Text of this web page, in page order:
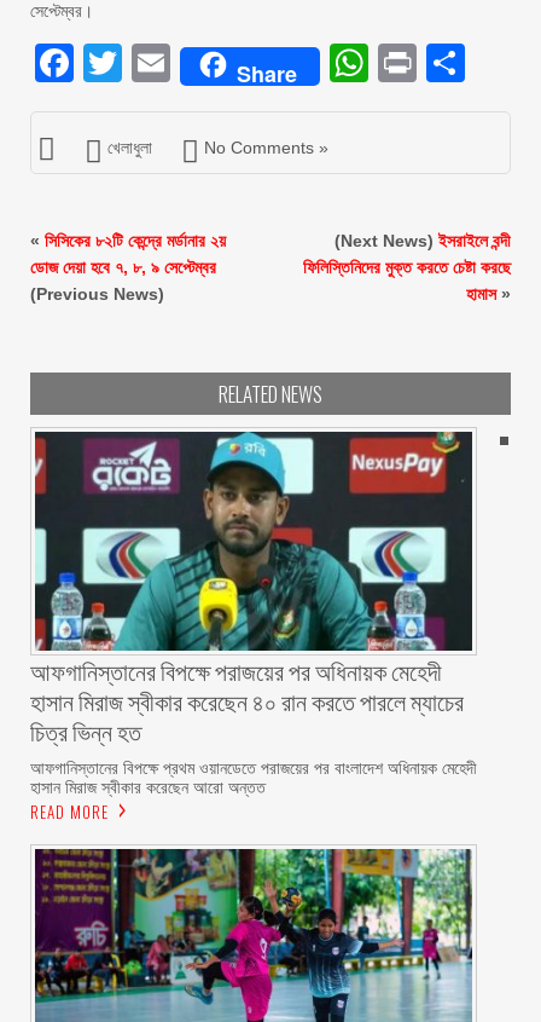
সেপ্টেম্বর।
Facebook
Twitter
EmailShare Print
খেলাধুলা No Comments »
« সিসিকের ৮২টি কেন্দ্রে মর্ডানার ২য়
ডোজ দেয়া হবে ৭, ৮, ৯ সেপ্টেম্বর
(Previous News)
(Next News)ইসরাইলে বন্দী
ফিলিস্তিনিদের মুক্ত করতে চেষ্টা করছে
হামাস»
RELATED NEWS
আফগানিস্তানের বিপক্ষে পরাজয়ের পর অধিনায়ক মেহেদী
হাসান মিরাজ স্বীকার করেছেন ৪০ রান করতে পারলে ম্যাচের
চিত্র ভিন্ন হত
আফগানিস্তানের বিপক্ষে প্রথম ওয়ানডেতে পরাজয়ের পর বাংলাদেশ অধিনায়ক মেহেদী
হাসান মিরাজ স্বীকার করেছেন আরো অন্তত
READ MORE